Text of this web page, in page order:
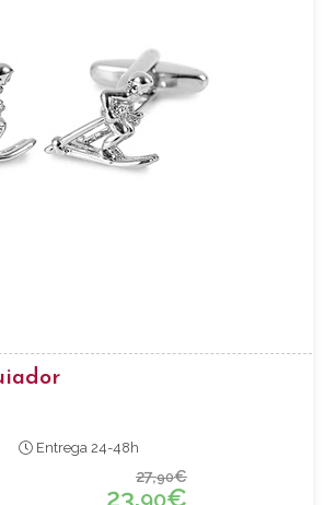
Entrega 24-48h
27,90€
23,90€